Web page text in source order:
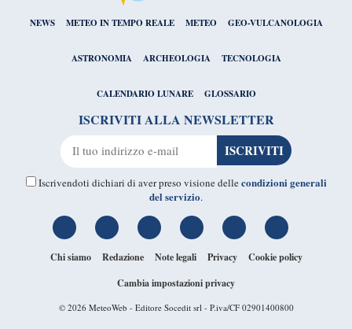
NEWS METEO IN TEMPO REALE METEO GEO-VULCANOLOGIA
ASTRONOMIA ARCHEOLOGIA TECNOLOGIA
CALENDARIO LUNARE GLOSSARIO
ISCRIVITI ALLA NEWSLETTER
Iscrivendoti dichiari di aver preso visione dellecondizioni generali
del servizio.
Chi siamo Redazione Note legali Privacy
Cookie policy
Cambia impostazioni privacy
© 2026 MeteoWeb - Editore Socedit srl - P.iva/CF 02901400800